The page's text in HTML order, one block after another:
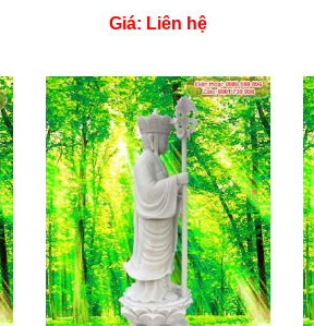
Giá: Liên hệ